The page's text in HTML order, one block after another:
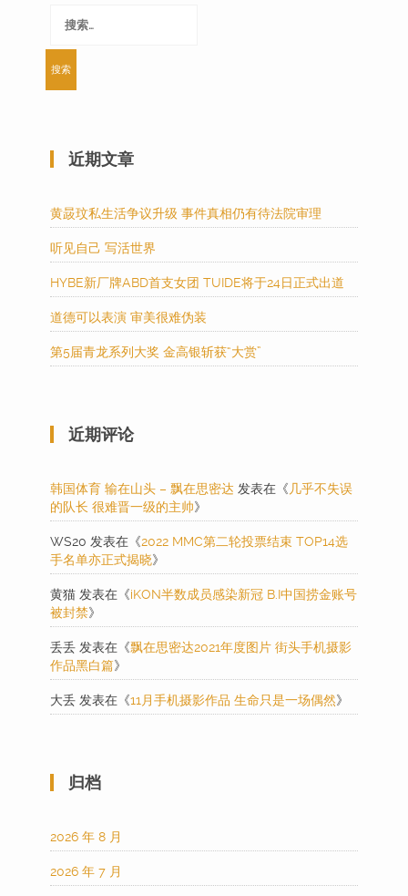
索：
近期文章
黄晸玟私生活争议升级 事件真相仍有待法院审理
听见自己 写活世界
HYBE新厂牌ABD首支女团 TUIDE将于24日正式出道
道德可以表演 审美很难伪装
第5届青龙系列大奖 金高银斩获“大赏”
近期评论
韩国体育 输在山头 – 飘在思密达 发表在《几乎不失误
的队长 很难晋一级的主帅》
WS20 发表在《2022 MMC第二轮投票结束 TOP14选
手名单亦正式揭晓》
黄猫 发表在《iKON半数成员感染新冠 B.I中国捞金账号
被封禁》
丢丢 发表在《飘在思密达2021年度图片 街头手机摄影
作品黑白篇》
大丢 发表在《11月手机摄影作品 生命只是一场偶然》
归档
2026 年 8 月
2026 年 7 月